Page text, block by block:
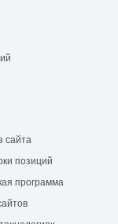
сайта
позиций
программа